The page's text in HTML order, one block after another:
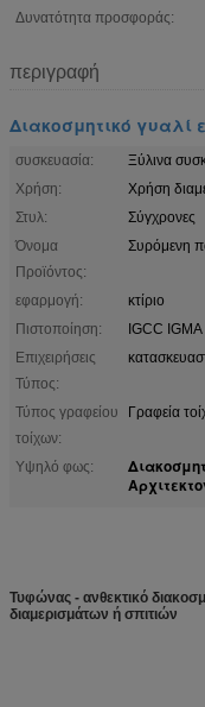
Δυνατότητα προσφοράς:
περιγραφή
Διακοσμητικό γυαλί
συσκευασία:
Ξύλινα
Χρήση:
Χρήση
Στυλ:
Σύγχρονες
Όνομα
Προϊόντος:
Συρόμενη
εφαρμογή:
κτίριο
Πιστοποίηση:
IGCC IGMA
Επιχειρήσεις
Τύπος:
Τύπος γραφείου
τοίχων:
Γραφεία
Υψηλό φως:
Τυφώνας - ανθεκτικό
διαμερισμάτων ή σπιτιών